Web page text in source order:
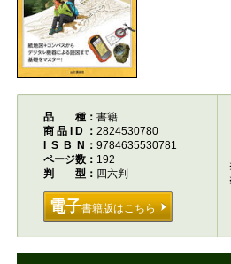
品種書籍
商品ID
2824530780
ISBN
9784635530781
ページ数
192
判型四六判
電子書籍版はこちら